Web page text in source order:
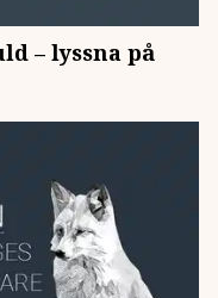
– lyssna på